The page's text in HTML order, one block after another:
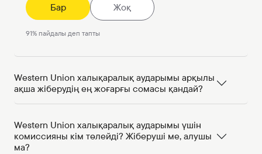
Бар Жоқ
91%пайдалы деп тапты
Western Union халықаралық аударымы арқылы
ақша жіберудің ең жоғарғы сомасы қандай?
Western Union халықаралық аударымы үшін
комиссияны кім төлейді? Жіберуші ме, алушы
ма?